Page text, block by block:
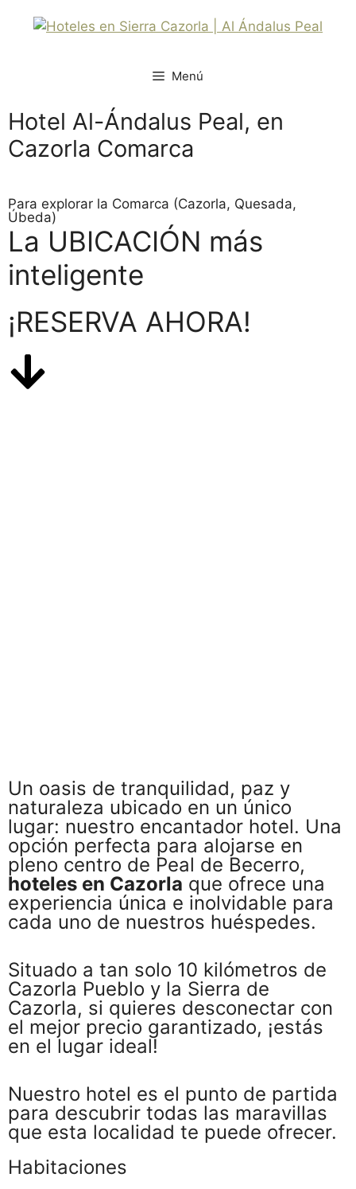
Menú
Hotel Al-Ándalus Peal, en
Cazorla Comarca
Para explorar la Comarca (Cazorla, Quesada,
Úbeda)
La UBICACIÓN más
inteligente
¡RESERVA AHORA!
Un oasis de tranquilidad, paz y
naturaleza ubicado en un único
lugar: nuestro encantador hotel. Una
opción perfecta para alojarse en
pleno centro de Peal de Becerro,
hoteles en Cazorla que ofrece una
experiencia única e inolvidable para
cada uno de nuestros huéspedes.
Situado a tan solo 10 kilómetros de
Cazorla Pueblo y la Sierra de
Cazorla, si quieres desconectar con
el mejor precio garantizado, ¡estás
en el lugar ideal!
Nuestro hotel es el punto de partida
para descubrir todas las maravillas
que esta localidad te puede ofrecer.
Habitaciones